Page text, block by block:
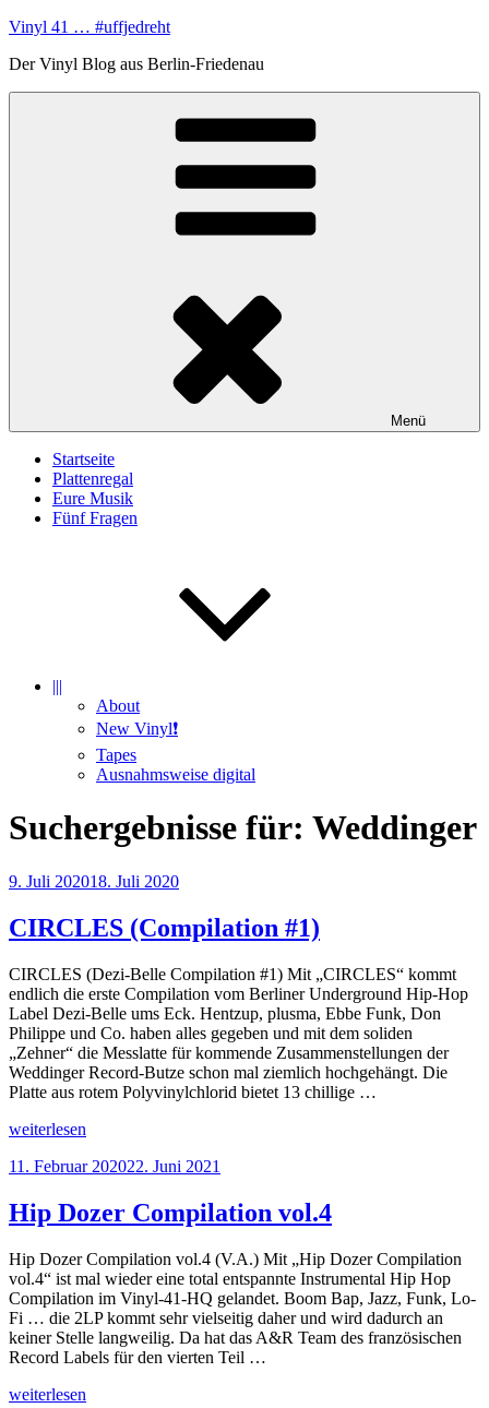
Zum
springen
Vinyl 41 … #uffjedreht
Der Vinyl Blog aus Berlin-Friedenau
Menü
Startseite
Plattenregal
Eure Musik
Fünf Fragen
|||
About
New Vinyl❗️
Tapes
Ausnahmsweise digital
Suchergebnisse für: Weddinger
Veröffentlicht
9. Juli 202018. Juli 2020
CIRCLES (Compilation #1)
CIRCLES (Dezi-Belle Compilation #1) Mit „CIRCLES“ kommt
endlich die erste Compilation vom Berliner Underground Hip-Hop
Label Dezi-Belle ums Eck. Hentzup, plusma, Ebbe Funk, Don
Philippe und Co. haben alles gegeben und mit dem soliden
„Zehner“ die Messlatte für kommende Zusammenstellungen der
Weddinger Record-Butze schon mal ziemlich hochgehängt. Die
Platte aus rotem Polyvinylchlorid bietet 13 chillige …
„CIRCLES
#1)“
weiterlesen
Veröffentlicht
11. Februar 202022. Juni 2021
Hip Dozer Compilation vol.4
Hip Dozer Compilation vol.4 (V.A.) Mit „Hip Dozer Compilation
vol.4“ ist mal wieder eine total entspannte Instrumental Hip Hop
Compilation im Vinyl-41-HQ gelandet. Boom Bap, Jazz, Funk, Lo-
Fi … die 2LP kommt sehr vielseitig daher und wird dadurch an
keiner Stelle langweilig. Da hat das A&R Team des französischen
Record Labels für den vierten Teil …
„Hip
weiterlesen